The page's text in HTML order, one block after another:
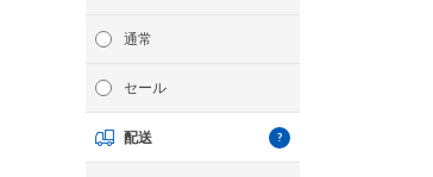
通常
セール
配送